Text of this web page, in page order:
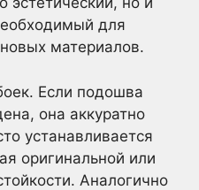
для
материалов.
Если подошва
она аккуратно
устанавливается
оригинальной или
Аналогично